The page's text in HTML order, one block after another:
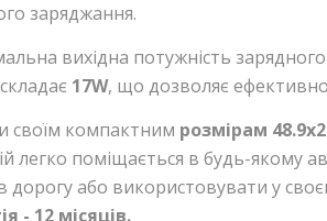
заряджання.
вихідна потужність
17W, що дозволяє
своїм компактним розмірам
легко поміщається в будь-якому
дорогу або використовувати у
- 12 місяців.